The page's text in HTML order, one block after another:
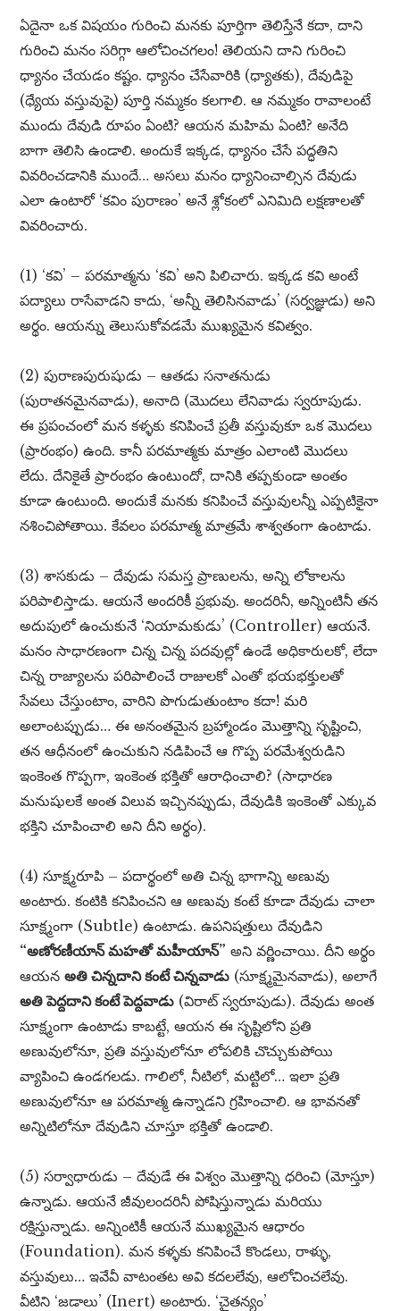
ఏదైనా ఒక విషయం గురించి మనకు పూర్తిగా తెలిస్తేనే కదా, దాని
గురించి మనం సరిగ్గా ఆలోచించగలం! తెలియని దాని గురించి
ధ్యానం చేయడం కష్టం. ధ్యానం చేసేవారికి (ధ్యాతకు), దేవుడిపై
(ధ్యేయ వస్తువుపై) పూర్తి నమ్మకం కలగాలి. ఆ నమ్మకం రావాలంటే
ముందు దేవుడి రూపం ఏంటి? ఆయన మహిమ ఏంటి? అనేది
బాగా తెలిసి ఉండాలి. అందుకే ఇక్కడ, ధ్యానం చేసే పద్ధతిని
వివరించడానికి ముందే… అసలు మనం ధ్యానించాల్సిన దేవుడు
ఎలా ఉంటారో ‘కవిం పురాణం’ అనే శ్లోకంలో ఎనిమిది లక్షణాలతో
వివరించారు.
(1) ‘కవి’ – పరమాత్మను ‘కవి’ అని పిలిచారు. ఇక్కడ కవి అంటే
పద్యాలు రాసేవాడని కాదు, ‘అన్నీ తెలిసినవాడు’ (సర్వజ్ఞుడు) అని
అర్థం. ఆయన్ను తెలుసుకోవడమే ముఖ్యమైన కవిత్వం.
(2) పురాణపురుషుడు – ఆతడు సనాతనుడు
(పురాతనమైనవాడు), అనాది (మొదలు లేనివాడు స్వరూపుడు.
ఈ ప్రపంచంలో మన కళ్ళకు కనిపించే ప్రతీ వస్తువుకూ ఒక మొదలు
(ప్రారంభం) ఉంది. కానీ పరమాత్మకు మాత్రం ఎలాంటి మొదలు
లేదు. దేనికైతే ప్రారంభం ఉంటుందో, దానికి తప్పకుండా అంతం
కూడా ఉంటుంది. అందుకే మనకు కనిపించే వస్తువులన్నీ ఎప్పటికైనా
నశించిపోతాయి. కేవలం పరమాత్మ మాత్రమే శాశ్వతంగా ఉంటాడు.
(3) శాసకుడు – దేవుడు సమస్త ప్రాణులను, అన్ని లోకాలను
పరిపాలిస్తాడు. ఆయనే అందరికీ ప్రభువు. అందరినీ, అన్నింటినీ తన
అదుపులో ఉంచుకునే ‘నియామకుడు’ (Controller) ఆయనే.
మనం సాధారణంగా చిన్న చిన్న పదవుల్లో ఉండే అధికారులకో, లేదా
చిన్న రాజ్యాలను పరిపాలించే రాజులకో ఎంతో భయభక్తులతో
సేవలు చేస్తుంటాం, వారిని పొగుడుతుంటాం కదా! మరి
అలాంటప్పుడు… ఈ అనంతమైన బ్రహ్మాండం మొత్తాన్ని సృష్టించి,
తన ఆధీనంలో ఉంచుకుని నడిపించే ఆ గొప్ప పరమేశ్వరుడిని
ఇంకెంత గొప్పగా, ఇంకెంత భక్తితో ఆరాధించాలి? (సాధారణ
మనుషులకే అంత విలువ ఇచ్చినప్పుడు, దేవుడికి ఇంకెంతో ఎక్కువ
భక్తిని చూపించాలి అని దీని అర్థం).
(4) సూక్ష్మరూపి – పదార్థంలో అతి చిన్న భాగాన్ని అణువు
అంటారు. కంటికి కనిపించని ఆ అణువు కంటే కూడా దేవుడు చాలా
సూక్ష్మంగా (Subtle) ఉంటాడు. ఉపనిషత్తులు దేవుడిని
“అణోరణీయాన్ మహతో మహీయాన్” అని వర్ణించాయి. దీని అర్థం
ఆయనఅతి చిన్నదాని కంటే చిన్నవాడు (సూక్ష్మమైనవాడు), అలాగే
అతి పెద్దదాని కంటే పెద్దవాడు (విరాట్ స్వరూపుడు). దేవుడు అంత
సూక్ష్మంగా ఉంటాడు కాబట్టే, ఆయన ఈ సృష్టిలోని ప్రతి
అణువులోనూ, ప్రతి వస్తువులోనూ లోపలికి చొచ్చుకుపోయి
వ్యాపించి ఉండగలడు. గాలిలో, నీటిలో, మట్టిలో… ఇలా ప్రతి
అణువులోనూ ఆ పరమాత్మ ఉన్నాడని గ్రహించాలి. ఆ భావనతో
అన్నిటిలోనూ దేవుడిని చూస్తూ భక్తితో ఉండాలి.
(5) సర్వాధారుడు – దేవుడే ఈ విశ్వం మొత్తాన్ని ధరించి (మోస్తూ)
ఉన్నాడు. ఆయనే జీవులందరినీ పోషిస్తున్నాడు మరియు
రక్షిస్తున్నాడు. అన్నింటికీ ఆయనే ముఖ్యమైన ఆధారం
(Foundation). మన కళ్ళకు కనిపించే కొండలు, రాళ్ళు,
వస్తువులు… ఇవేవీ వాటంతట అవి కదలలేవు, ఆలోచించలేవు.
వీటిని ‘జడాలు’ (Inert) అంటారు. ‘చైతన్యం’